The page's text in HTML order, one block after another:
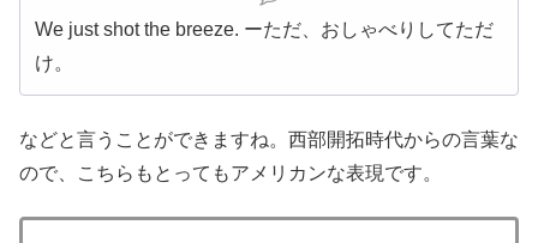
We just shot the breeze. ーただ、おしゃべりしてただ
け。
などと言うことができますね。西部開拓時代からの言葉な
ので、こちらもとってもアメリカンな表現です。